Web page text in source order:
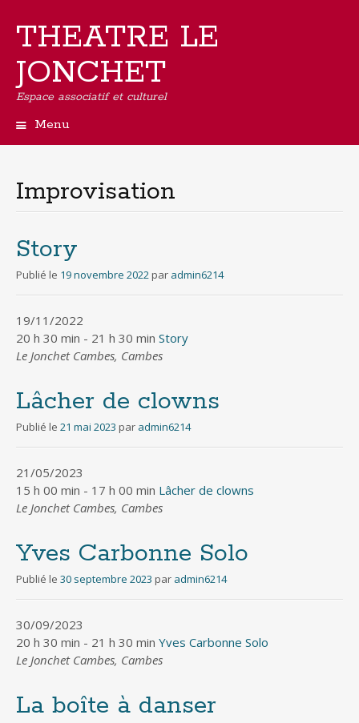
THEATRE LE
JONCHET
Espace associatif et culturel
Menu
principal
Improvisation
Story
Publié le 19 novembre 2022 par admin6214
19/11/2022
20 h 30 min - 21 h 30 min Story
Le Jonchet Cambes, Cambes
Lâcher de clowns
Publié le 21 mai 2023 par admin6214
21/05/2023
15 h 00 min - 17 h 00 min Lâcher de clowns
Le Jonchet Cambes, Cambes
Yves Carbonne Solo
Publié le 30 septembre 2023 par admin6214
30/09/2023
20 h 30 min - 21 h 30 min Yves Carbonne Solo
Le Jonchet Cambes, Cambes
La boîte à danser